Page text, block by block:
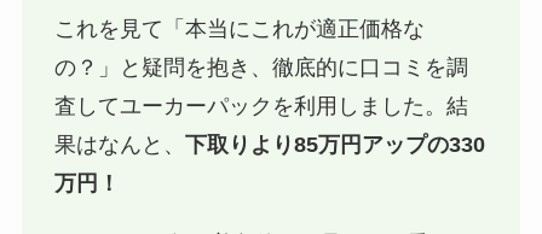
これを見て「本当にこれが適正価格な
の？」と疑問を抱き、徹底的に口コミを調
査してユーカーパックを利用しました。結
果はなんと、 下取りより85万円アップの330
万円！